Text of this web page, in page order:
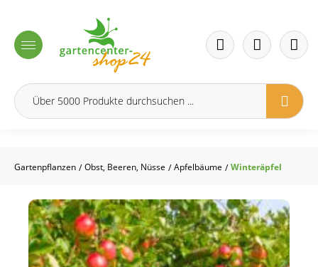
Gartenpflanzen / Obst, Beeren, Nüsse / Apfelbäume / Winteräpfel